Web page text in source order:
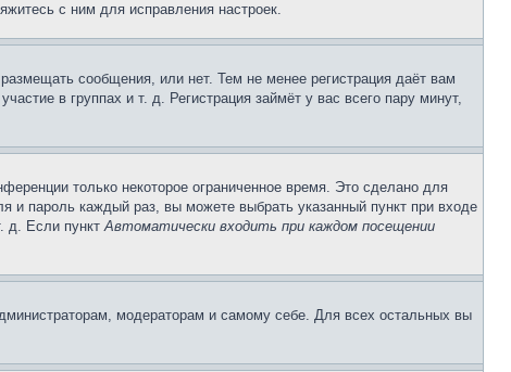
с ним для исправления настроек.
сообщения, или нет. Тем не менее регистрация даёт вам
в группах и т. д. Регистрация займёт у вас всего пару минут,
только некоторое ограниченное время. Это сделано для
и пароль каждый раз, вы можете выбрать указанный пункт при входе
д. Если пунктАвтоматически входить при каждом посещении
модераторам и самому себе. Для всех остальных вы